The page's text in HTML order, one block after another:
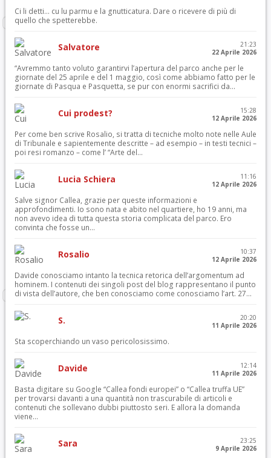
Ci li detti… cu lu parmu e la gnutticatura. Dare o ricevere di più di
quello che spetterebbe.
Salvatore
21:23
22 Aprile 2026
“Avremmo tanto voluto garantirvi l’apertura del parco anche per le
giornate del 25 aprile e del 1 maggio, così come abbiamo fatto per le
giornate di Pasqua e Pasquetta, se pur con enormi sacrifici da...
Cui prodest?
15:28
12 Aprile 2026
Per come ben scrive Rosalio, si tratta di tecniche molto note nelle Aule
di Tribunale e sapientemente descritte – ad esempio – in testi tecnici –
poi resi romanzo – come l’ “Arte del...
Lucia Schiera
11:16
12 Aprile 2026
Salve signor Callea, grazie per queste informazioni e
approfondimenti. Io sono nata e abito nel quartiere, ho 19 anni, ma
non avevo idea di tutta questa storia complicata del parco. Ero
convinta che fosse un...
Rosalio
10:37
12 Aprile 2026
Davide conosciamo intanto la tecnica retorica dell’argomentum ad
hominem. I contenuti dei singoli post del blog rappresentano il punto
di vista dell’autore, che ben conosciamo come conosciamo l’art. 27...
S.
20:20
11 Aprile 2026
Sta scoperchiando un vaso pericolosissimo.
Davide
12:14
11 Aprile 2026
Basta digitare su Google “Callea fondi europei” o “Callea truffa UE”
per trovarsi davanti a una quantità non trascurabile di articoli e
contenuti che sollevano dubbi piuttosto seri. E allora la domanda
viene...
Sara
23:25
9 Aprile 2026